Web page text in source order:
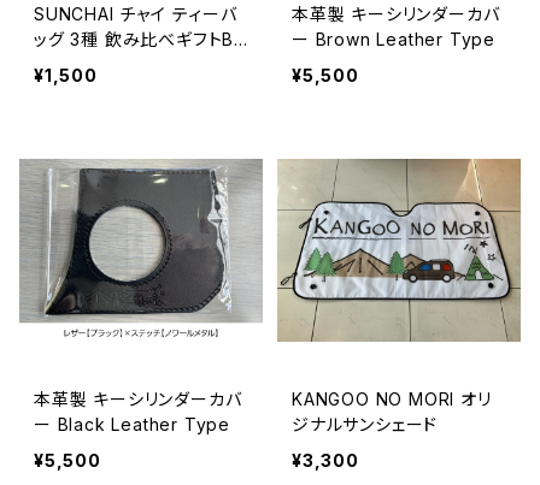
SUNCHAI チャイ ティーバ
ッグ 3種 飲み比べギフトBO
Xセット
¥1,500
本革製 キーシリンダーカバ
ー Brown Leather Type
¥5,500
本革製 キーシリンダーカバ
ー Black Leather Type
¥5,500
KANGOO NO MORI オリ
ジナルサンシェード
¥3,300